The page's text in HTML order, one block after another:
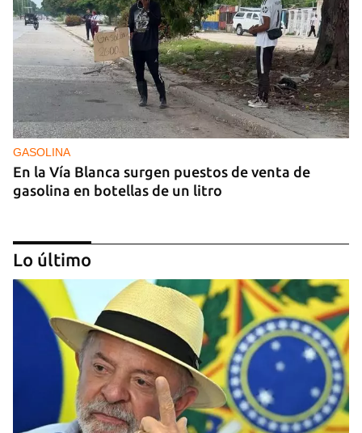
GASOLINA
En la Vía Blanca surgen puestos de venta de
gasolina en botellas de un litro
DONACIONES
Lo último